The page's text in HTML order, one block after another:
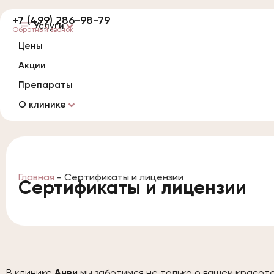
Услуги
Цены
Акции
Препараты
О клинике
+7 (499) 286-98-79
Обратный звонок
Главная - Сертификаты и лицензии
Сертификаты и лицензии